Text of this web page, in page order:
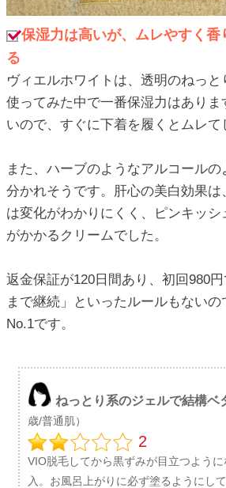
保湿力は高いが、ムレやすく香
る
ヴィエルホワイトは、透明のねっと
使ってみた中で一番保湿力はありま
いので、すぐに下着を履くとムレて
また、ハーブのようなアルコール
分かれそうです。肝心の美白効果は
は変化がわかりにくく、ピンキッシ
がかかるクリームでした。
返金保証が120日間あり、初回980
まで継続」といったルールもない
No.1です。
ねっとり系のジェルで結構ベ
歳/普通肌）
2
VIO脱毛してから黒ずみが目立つよう
入。お風呂上がりに必ず塗るようにし